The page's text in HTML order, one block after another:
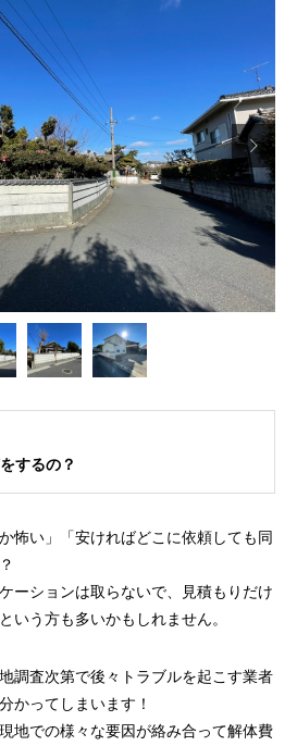

するの？
怖い」「安ければどこに依頼しても同
ーションは取らないで、見積もりだけ
いう方も多いかもしれません。
調査次第で後々トラブルを起こす業者
かってしまいます！
地での様々な要因が絡み合って解体費